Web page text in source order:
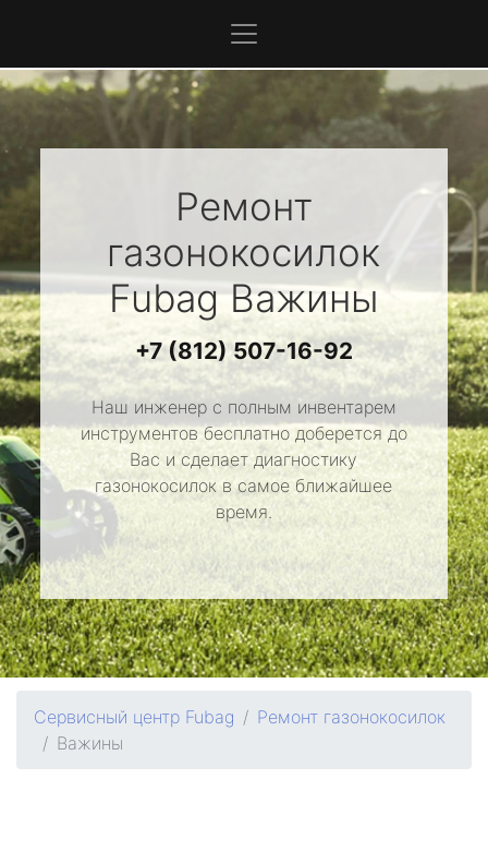
Ремонт
газонокосилок
FubagВажины
+7 (812) 507-16-92
Наш инженер с полным инвентарем
инструментов бесплатно доберется до
Вас и сделает диагностику
газонокосилок в самое ближайшее
время.
Сервисный центр Fubag
Ремонт газонокосилок
Важины